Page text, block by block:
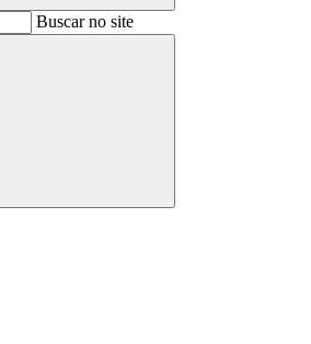
BuscarBuscar no site
Buscar